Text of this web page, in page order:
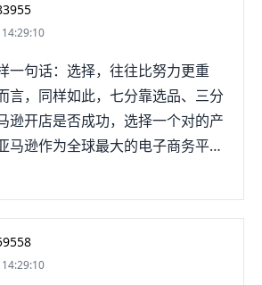
一句话：选择，往往比努力更重
言，同样如此，七分靠选品、三分
逊开店是否成功，选择一个对的产
马逊作为全球最大的电子商务平
卖家与买家的线上商品交易市场，
用户体验为主导的平台。所以，一
量，首先必须满足人们的需求，这
，才会吸引到消洞顷费者的点击和
场里看，亚马逊已经过了人人都能